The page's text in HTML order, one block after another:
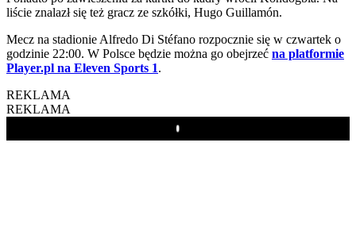
liście znalazł się też gracz ze szkółki, Hugo Guillamón.
Mecz na stadionie Alfredo Di Stéfano rozpocznie się w czwartek o
godzinie 22:00. W Polsce będzie można go obejrzeć na platformie
Player.pl na Eleven Sports 1.
REKLAMA
REKLAMA
Play